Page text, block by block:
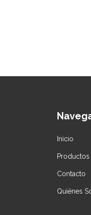
Inicio
Productos
Contacto
Quiénes